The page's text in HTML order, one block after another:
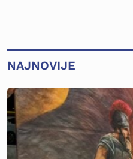
NAJNOVIJE